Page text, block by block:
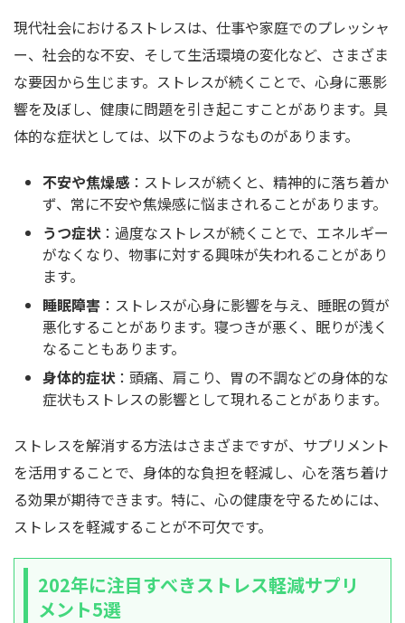
現代社会におけるストレスは、仕事や家庭でのプレッシャ
ー、社会的な不安、そして生活環境の変化など、さまざま
な要因から生じます。ストレスが続くことで、心身に悪影
響を及ぼし、健康に問題を引き起こすことがあります。具
体的な症状としては、以下のようなものがあります。
不安や焦燥感 ：ストレスが続くと、精神的に落ち着か
ず、常に不安や焦燥感に悩まされることがあります。
うつ症状：過度なストレスが続くことで、エネルギー
がなくなり、物事に対する興味が失われることがあり
ます。
睡眠障害 ：ストレスが心身に影響を与え、睡眠の質が
悪化することがあります。寝つきが悪く、眠りが浅く
なることもあります。
身体的症状：頭痛、肩こり、胃の不調などの身体的な
症状もストレスの影響として現れることがあります。
ストレスを解消する方法はさまざまですが、サプリメント
を活用することで、身体的な負担を軽減し、心を落ち着け
る効果が期待できます。特に、心の健康を守るためには、
ストレスを軽減することが不可欠です。
202年に注目すべきストレス軽減サプリ
メント5選